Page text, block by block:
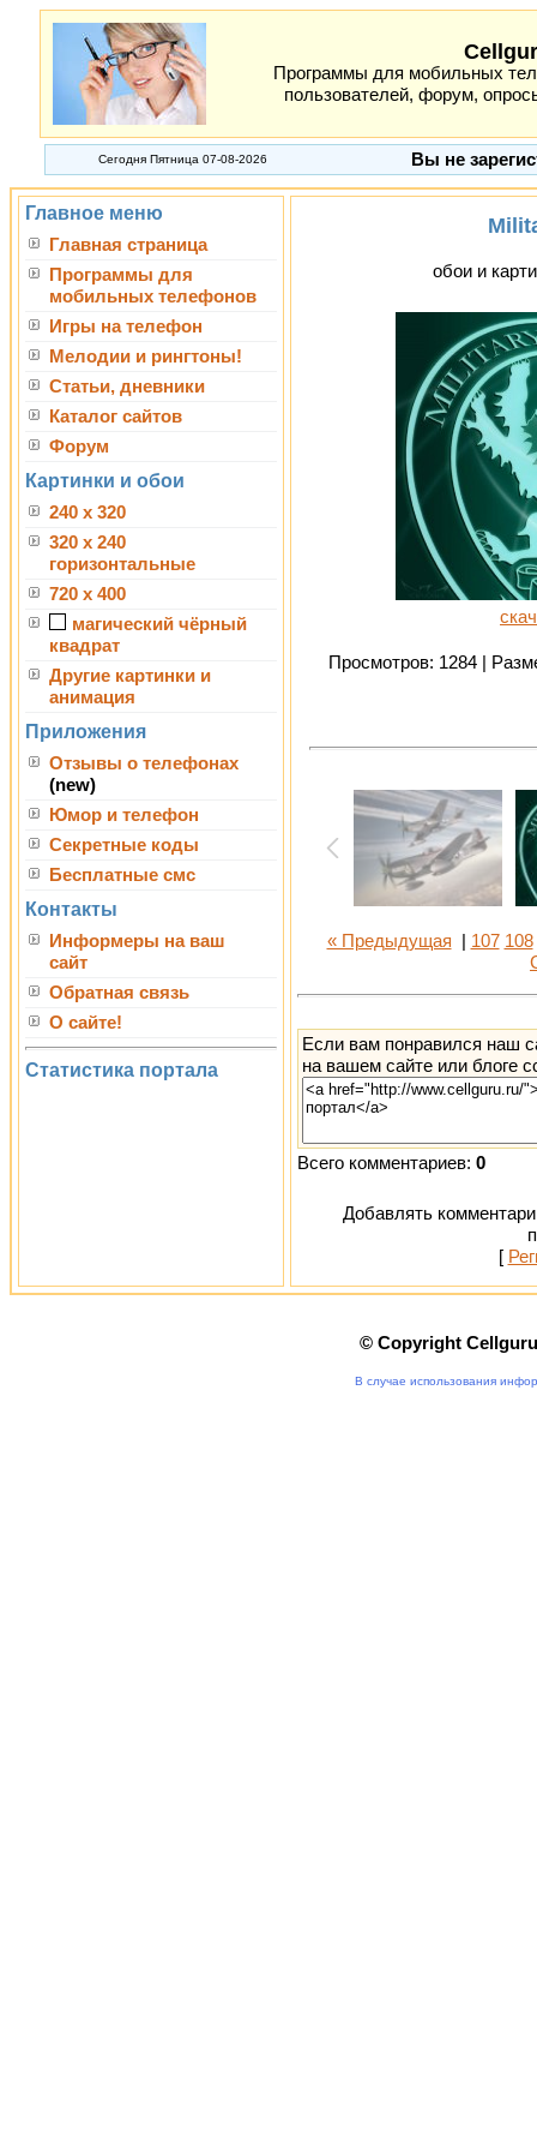
Программы для мобильных
пользователей, форум,
Сегодня Пятница 07-08-2026 Вы не
Главное меню
Главная страница
Программы для
мобильных телефонов
Игры на телефон
Мелодии и рингтоны!
Статьи, дневники
Каталог сайтов
Форум
Картинки и обои
240 x 320
320 x 240
горизонтальные
720 x 400
магический чёрный
квадрат
Другие картинки и
анимация
Приложения
Отзывы о телефонах
(new)
Юмор и телефон
Секретные коды
Бесплатные смс
Контакты
Информеры на ваш
сайт
Обратная связь
О сайте!
Статистика портала
обои и
Просмотров: 1284 |
« Предыдущая 107 108
Если вам понравился наш
на вашем сайте или блоге
Всего комментариев: 0
Добавлять
[
© Copyright
В случае использования